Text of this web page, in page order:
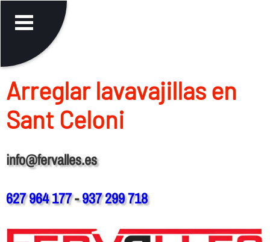
Arreglar lavavajillas en
Sant Celoni
info@fervalles.es
627 964 177-937 299 718